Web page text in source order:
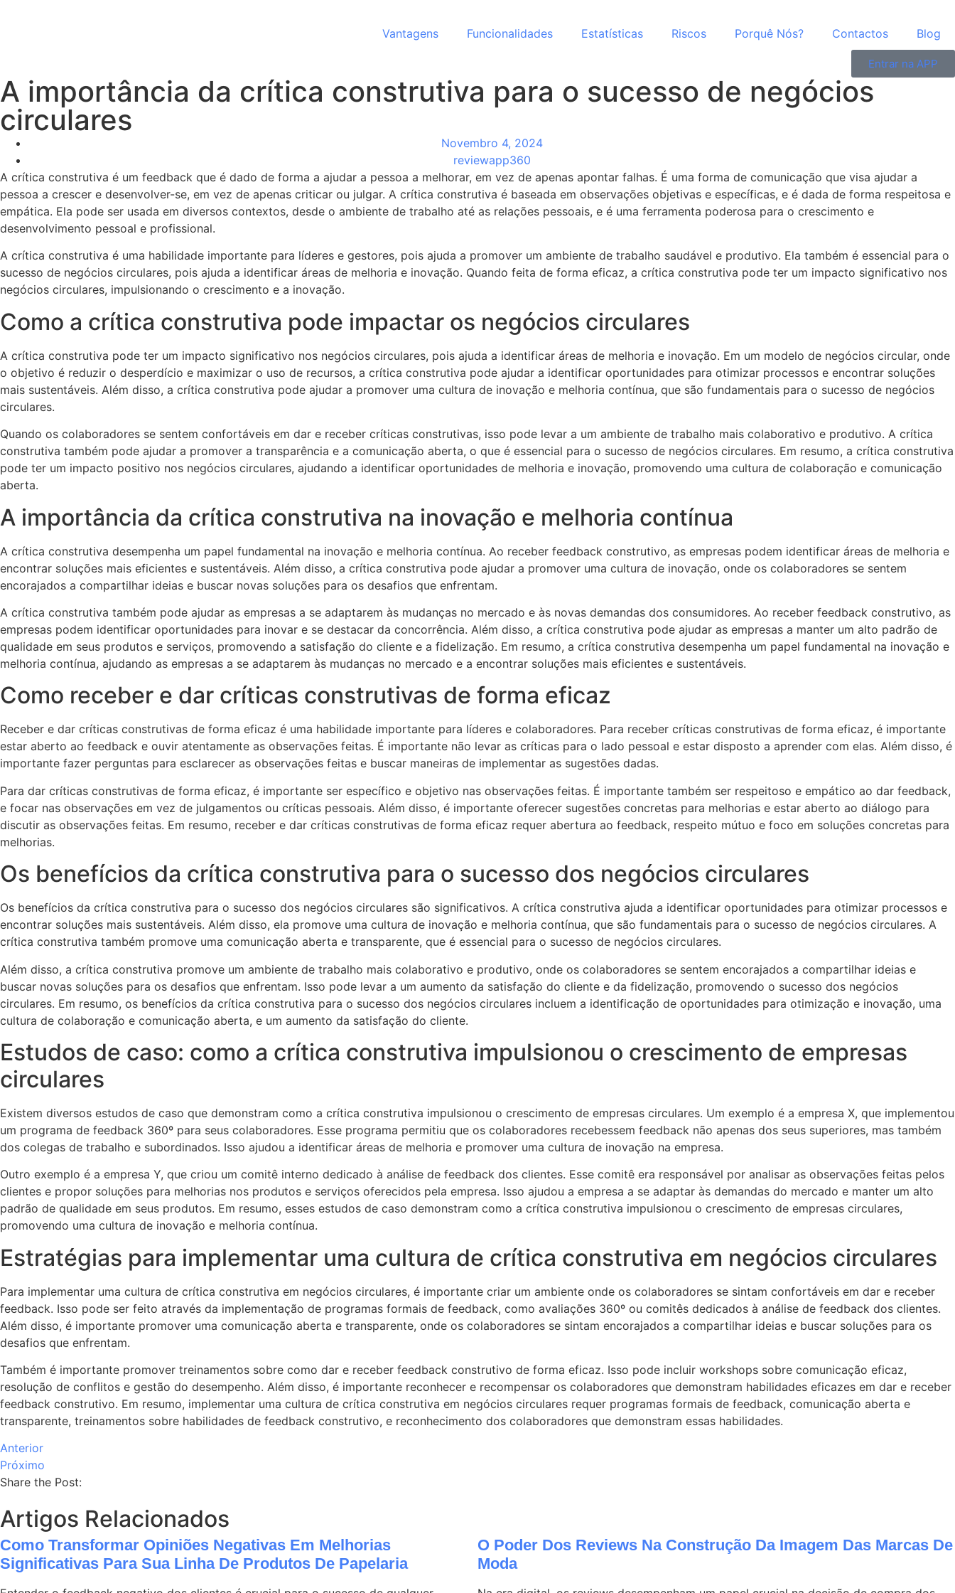
Vantagens Funcionalidades Estatísticas Riscos Porquê Nós? Contactos Blog
Entrar na APP
A importância da crítica construtiva para o sucesso de negócios
circulares
Novembro 4, 2024
reviewapp360
A crítica construtiva é um feedback que é dado de forma a ajudar a pessoa a melhorar, em vez de apenas apontar falhas. É uma forma de comunicação que visa ajudar a
pessoa a crescer e desenvolver-se, em vez de apenas criticar ou julgar. A crítica construtiva é baseada em observações objetivas e específicas, e é dada de forma respeitosa e
empática. Ela pode ser usada em diversos contextos, desde o ambiente de trabalho até as relações pessoais, e é uma ferramenta poderosa para o crescimento e
desenvolvimento pessoal e profissional.
A crítica construtiva é uma habilidade importante para líderes e gestores, pois ajuda a promover um ambiente de trabalho saudável e produtivo. Ela também é essencial para o
sucesso de negócios circulares, pois ajuda a identificar áreas de melhoria e inovação. Quando feita de forma eficaz, a crítica construtiva pode ter um impacto significativo nos
negócios circulares, impulsionando o crescimento e a inovação.
Como a crítica construtiva pode impactar os negócios circulares
A crítica construtiva pode ter um impacto significativo nos negócios circulares, pois ajuda a identificar áreas de melhoria e inovação. Em um modelo de negócios circular, onde
o objetivo é reduzir o desperdício e maximizar o uso de recursos, a crítica construtiva pode ajudar a identificar oportunidades para otimizar processos e encontrar soluções
mais sustentáveis. Além disso, a crítica construtiva pode ajudar a promover uma cultura de inovação e melhoria contínua, que são fundamentais para o sucesso de negócios
circulares.
Quando os colaboradores se sentem confortáveis em dar e receber críticas construtivas, isso pode levar a um ambiente de trabalho mais colaborativo e produtivo. A crítica
construtiva também pode ajudar a promover a transparência e a comunicação aberta, o que é essencial para o sucesso de negócios circulares. Em resumo, a crítica construtiva
pode ter um impacto positivo nos negócios circulares, ajudando a identificar oportunidades de melhoria e inovação, promovendo uma cultura de colaboração e comunicação
aberta.
A importância da crítica construtiva na inovação e melhoria contínua
A crítica construtiva desempenha um papel fundamental na inovação e melhoria contínua. Ao receber feedback construtivo, as empresas podem identificar áreas de melhoria e
encontrar soluções mais eficientes e sustentáveis. Além disso, a crítica construtiva pode ajudar a promover uma cultura de inovação, onde os colaboradores se sentem
encorajados a compartilhar ideias e buscar novas soluções para os desafios que enfrentam.
A crítica construtiva também pode ajudar as empresas a se adaptarem às mudanças no mercado e às novas demandas dos consumidores. Ao receber feedback construtivo, as
empresas podem identificar oportunidades para inovar e se destacar da concorrência. Além disso, a crítica construtiva pode ajudar as empresas a manter um alto padrão de
qualidade em seus produtos e serviços, promovendo a satisfação do cliente e a fidelização. Em resumo, a crítica construtiva desempenha um papel fundamental na inovação e
melhoria contínua, ajudando as empresas a se adaptarem às mudanças no mercado e a encontrar soluções mais eficientes e sustentáveis.
Como receber e dar críticas construtivas de forma eficaz
Receber e dar críticas construtivas de forma eficaz é uma habilidade importante para líderes e colaboradores. Para receber críticas construtivas de forma eficaz, é importante
estar aberto ao feedback e ouvir atentamente as observações feitas. É importante não levar as críticas para o lado pessoal e estar disposto a aprender com elas. Além disso, é
importante fazer perguntas para esclarecer as observações feitas e buscar maneiras de implementar as sugestões dadas.
Para dar críticas construtivas de forma eficaz, é importante ser específico e objetivo nas observações feitas. É importante também ser respeitoso e empático ao dar feedback,
e focar nas observações em vez de julgamentos ou críticas pessoais. Além disso, é importante oferecer sugestões concretas para melhorias e estar aberto ao diálogo para
discutir as observações feitas. Em resumo, receber e dar críticas construtivas de forma eficaz requer abertura ao feedback, respeito mútuo e foco em soluções concretas para
melhorias.
Os benefícios da crítica construtiva para o sucesso dos negócios circulares
Os benefícios da crítica construtiva para o sucesso dos negócios circulares são significativos. A crítica construtiva ajuda a identificar oportunidades para otimizar processos e
encontrar soluções mais sustentáveis. Além disso, ela promove uma cultura de inovação e melhoria contínua, que são fundamentais para o sucesso de negócios circulares. A
crítica construtiva também promove uma comunicação aberta e transparente, que é essencial para o sucesso de negócios circulares.
Além disso, a crítica construtiva promove um ambiente de trabalho mais colaborativo e produtivo, onde os colaboradores se sentem encorajados a compartilhar ideias e
buscar novas soluções para os desafios que enfrentam. Isso pode levar a um aumento da satisfação do cliente e da fidelização, promovendo o sucesso dos negócios
circulares. Em resumo, os benefícios da crítica construtiva para o sucesso dos negócios circulares incluem a identificação de oportunidades para otimização e inovação, uma
cultura de colaboração e comunicação aberta, e um aumento da satisfação do cliente.
Estudos de caso: como a crítica construtiva impulsionou o crescimento de empresas
circulares
Existem diversos estudos de caso que demonstram como a crítica construtiva impulsionou o crescimento de empresas circulares. Um exemplo é a empresa X, que implementou
um programa de feedback 360º para seus colaboradores. Esse programa permitiu que os colaboradores recebessem feedback não apenas dos seus superiores, mas também
dos colegas de trabalho e subordinados. Isso ajudou a identificar áreas de melhoria e promover uma cultura de inovação na empresa.
Outro exemplo é a empresa Y, que criou um comitê interno dedicado à análise de feedback dos clientes. Esse comitê era responsável por analisar as observações feitas pelos
clientes e propor soluções para melhorias nos produtos e serviços oferecidos pela empresa. Isso ajudou a empresa a se adaptar às demandas do mercado e manter um alto
padrão de qualidade em seus produtos. Em resumo, esses estudos de caso demonstram como a crítica construtiva impulsionou o crescimento de empresas circulares,
promovendo uma cultura de inovação e melhoria contínua.
Estratégias para implementar uma cultura de crítica construtiva em negócios circulares
Para implementar uma cultura de crítica construtiva em negócios circulares, é importante criar um ambiente onde os colaboradores se sintam confortáveis em dar e receber
feedback. Isso pode ser feito através da implementação de programas formais de feedback, como avaliações 360º ou comitês dedicados à análise de feedback dos clientes.
Além disso, é importante promover uma comunicação aberta e transparente, onde os colaboradores se sintam encorajados a compartilhar ideias e buscar soluções para os
desafios que enfrentam.
Também é importante promover treinamentos sobre como dar e receber feedback construtivo de forma eficaz. Isso pode incluir workshops sobre comunicação eficaz,
resolução de conflitos e gestão do desempenho. Além disso, é importante reconhecer e recompensar os colaboradores que demonstram habilidades eficazes em dar e receber
feedback construtivo. Em resumo, implementar uma cultura de crítica construtiva em negócios circulares requer programas formais de feedback, comunicação aberta e
transparente, treinamentos sobre habilidades de feedback construtivo, e reconhecimento dos colaboradores que demonstram essas habilidades.
Anterior
Próximo
Share the Post:
Artigos Relacionados
Como Transformar Opiniões Negativas Em Melhorias
Significativas Para Sua Linha De Produtos De Papelaria
O Poder Dos Reviews Na Construção Da Imagem Das Marcas De
Moda